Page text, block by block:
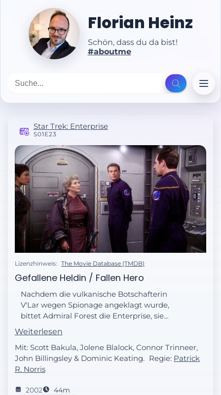
Florian Heinz
Schön, dass du da bist!
#aboutme
Star Trek: Enterprise
S01E23
Lizenzhinweis: The Movie Database (TMDB)
Gefallene Heldin / Fallen Hero
Nachdem die vulkanische Botschafterin
V'Lar wegen Spionage angeklagt wurde,
bittet Admiral Forest die Enterprise, sie
zurück nach Vulkan zu bringen. Nach dem
Angriff einer korrupten außerirdischen
Spezies verweigert V'Lar jede Auskunft über
die Motive der Angreifer. Als die Enterprise
erneut von weiteren feindlich gesinnten
gerät die gesamte Crew in höchste
Weiterlesen
Mit: Scott Bakula, Jolene Blalock, Connor Trinneer,
John Billingsley & Dominic Keating. Regie: Patrick
R. Norris
2002 44m